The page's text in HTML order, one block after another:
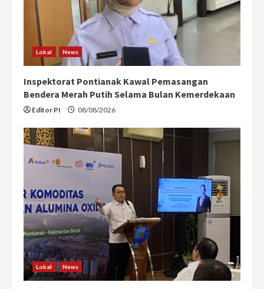
Lokal News
Inspektorat Pontianak Kawal Pemasangan
Bendera Merah Putih Selama Bulan Kemerdekaan
Editor PI 08/08/2026
Lokal News